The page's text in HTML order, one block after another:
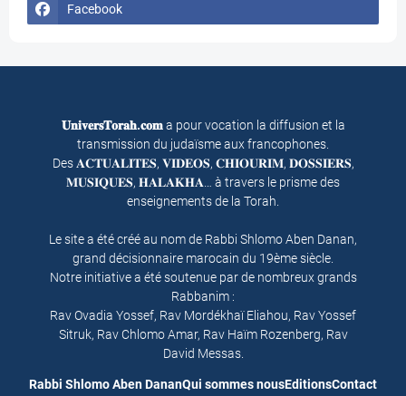
Facebook
𝐔𝐧𝐢𝐯𝐞𝐫𝐬𝐓𝐨𝐫𝐚𝐡.𝐜𝐨𝐦a pour vocation la diffusion et la
transmission du judaïsme aux francophones.
Des 𝐀𝐂𝐓𝐔𝐀𝐋𝐈𝐓𝐄𝐒, 𝐕𝐈𝐃𝐄𝐎𝐒, 𝐂𝐇𝐈𝐎𝐔𝐑𝐈𝐌, 𝐃𝐎𝐒𝐒𝐈𝐄𝐑𝐒,
𝐌𝐔𝐒𝐈𝐐𝐔𝐄𝐒, 𝐇𝐀𝐋𝐀𝐊𝐇𝐀… à travers le prisme des
enseignements de la Torah.
Le site a été créé au nom de Rabbi Shlomo Aben Danan,
grand décisionnaire marocain du 19ème siècle.
Notre initiative a été soutenue par de nombreux grands
Rabbanim :
Rav Ovadia Yossef, Rav Mordékhaï Eliahou, Rav Yossef
Sitruk, Rav Chlomo Amar, Rav Haïm Rozenberg, Rav
David Messas.
Rabbi Shlomo Aben DananQui sommes nousEditionsContact